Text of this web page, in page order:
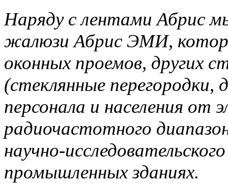
Наряду с лентами Абрис
жалюзи Абрис ЭМИ,
оконных проемов, других
(стеклянные
персонала и населения от
радиочастотного
научно-
промышленных зданиях.